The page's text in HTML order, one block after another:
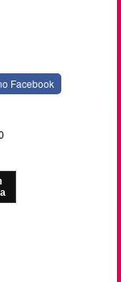
Facebook